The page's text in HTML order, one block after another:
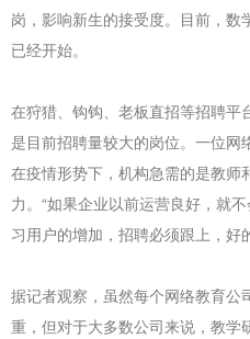
岗，影响新生的接受度。目前，
已经开始。
在狩猎、钩钩、老板直招等招聘
是目前招聘量较大的岗位。一位网
在疫情形势下，机构急需的是教师
力。“如果企业以前运营良好，就
习用户的增加，招聘必须跟上，好
据记者观察，虽然每个网络教育公
重，但对于大多数公司来说，教学